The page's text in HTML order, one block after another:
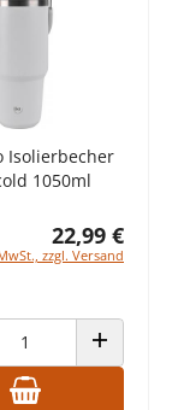
Isolierbecher
1050ml
22,99 €
zzgl. Versand
VERRINGERN ANZAHL